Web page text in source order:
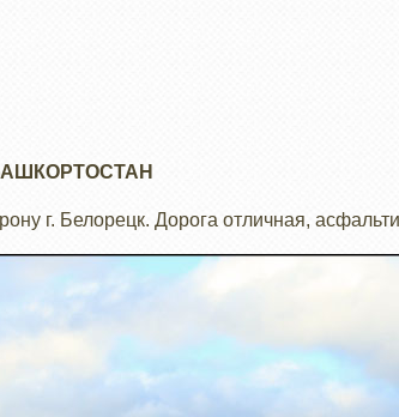
г. Белорецк. Дорога отличная,